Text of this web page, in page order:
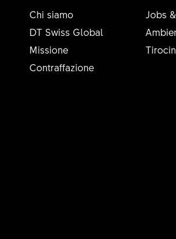
Chi siamo
DT Swiss Global
Missione
Contraffazione
Jobs